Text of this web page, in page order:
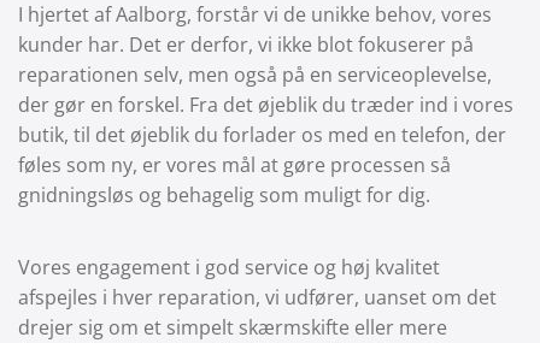
I hjertet af Aalborg, forstår vi de unikke behov, vores
kunder har. Det er derfor, vi ikke blot fokuserer på
reparationen selv, men også på en serviceoplevelse,
der gør en forskel. Fra det øjeblik du træder ind i vores
butik, til det øjeblik du forlader os med en telefon, der
føles som ny, er vores mål at gøre processen så
gnidningsløs og behagelig som muligt for dig.
Vores engagement i god service og høj kvalitet
afspejles i hver reparation, vi udfører, uanset om det
drejer sig om et simpelt skærmskifte eller mere